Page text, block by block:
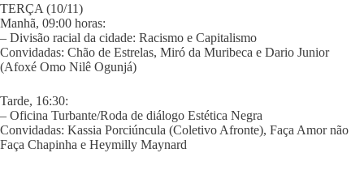
TERÇA (10/11)
Manhã, 09:00 horas:
– Divisão racial da cidade: Racismo e Capitalismo
Convidadas: Chão de Estrelas, Miró da Muribeca e Dario Junior
(Afoxé Omo Nilê Ogunjá)
Tarde, 16:30:
– Oficina Turbante/Roda de diálogo Estética Negra
Convidadas: Kassia Porciúncula (Coletivo Afronte), Faça Amor não
Faça Chapinha e Heymilly Maynard